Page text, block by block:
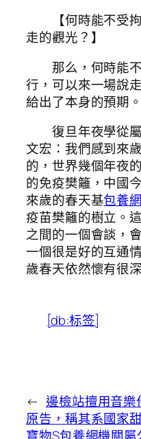
【何時能不受拘
走的觀光？】
那么，何時能
行，可以來一場說
給出了本身的預期。
復旦年夜學從屬
文宏：我們感到來
的，世界幾個年夜
的免疫樊籬，中國
來歲的春天基包養
疫苗樊籬的樹立。
之間的一個會談，
一個很是好的互通
歲春天依然懷有很
[db:标签]
← 邊檢站擅用音樂
原告，稱其系國家